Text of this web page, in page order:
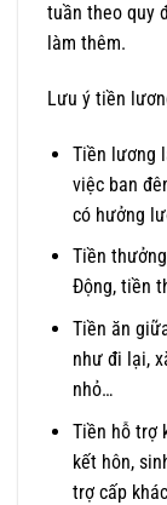
tuần theo quy
làm thêm.
Lưu ý tiền
Tiền lương
việc ban
có hưởng
Tiền
Động, tiền
Tiền ăn
như đi lại,
nhỏ…
Tiền hỗ trợ
kết hôn,
trợ cấp